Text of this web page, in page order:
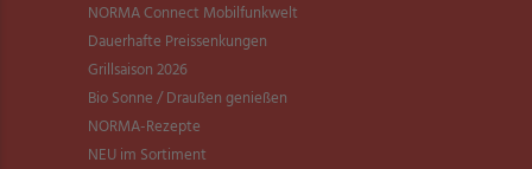
NORMA Connect Mobilfunkwelt
Dauerhafte Preissenkungen
Grillsaison 2026
Bio Sonne / Draußen genießen
NORMA-Rezepte
NEU im Sortiment